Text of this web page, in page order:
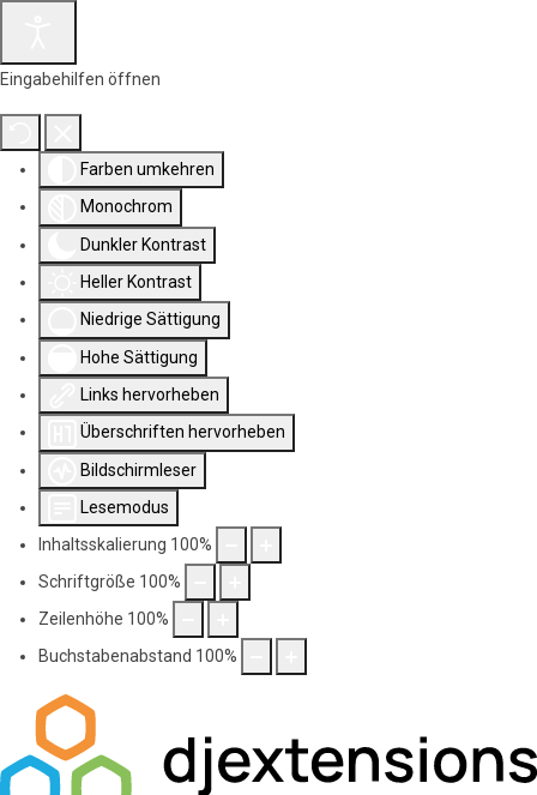
Eingabehilfen öffnen
Farben umkehren
Monochrom
Dunkler Kontrast
Heller Kontrast
Niedrige Sättigung
Hohe Sättigung
Links hervorheben
Überschriften hervorheben
Bildschirmleser
Lesemodus
Inhaltsskalierung 100%
Schriftgröße 100%
Zeilenhöhe 100%
Buchstabenabstand 100%